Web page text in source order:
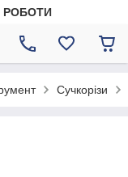
РОБОТИ
Сучкорізи